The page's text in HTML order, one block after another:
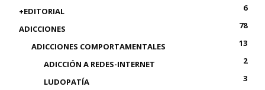
+EDITORIAL
6
ADICCIONES
78
ADICCIONES COMPORTAMENTALES
13
ADICCIÓN A REDES-INTERNET
2
LUDOPATÍA
3